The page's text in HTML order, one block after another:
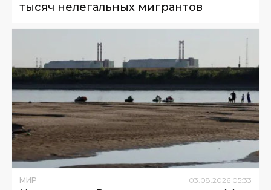
тысяч нелегальных мигрантов
МИР 03 08 2026 05:33